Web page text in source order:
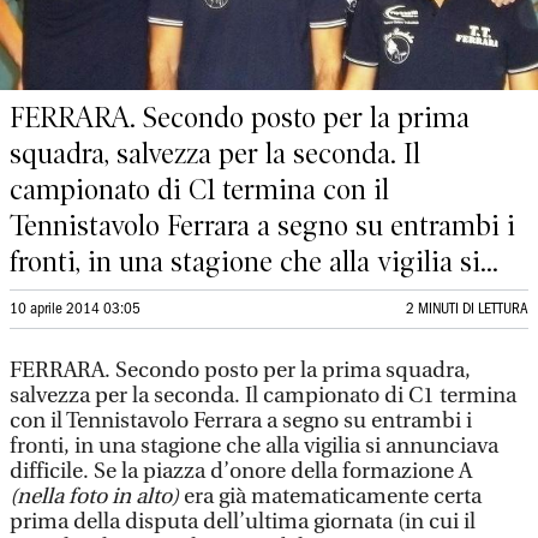
FERRARA. Secondo posto per la prima
squadra, salvezza per la seconda. Il
campionato di C1 termina con il
Tennistavolo Ferrara a segno su entrambi i
fronti, in una stagione che alla vigilia si...
10 aprile 2014 03:05 2 MINUTI DI LETTURA
FERRARA. Secondo posto per la prima squadra,
salvezza per la seconda. Il campionato di C1 termina
con il Tennistavolo Ferrara a segno su entrambi i
fronti, in una stagione che alla vigilia si annunciava
difficile. Se la piazza d’onore della formazione A
(nella foto in alto)era già matematicamente certa
prima della disputa dell’ultima giornata (in cui il